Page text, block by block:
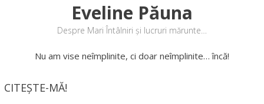
Eveline Păuna
Despre Mari Întâlniri și lucruri mărunte…
Nu am vise neîmplinite, ci doar neîmplinite… încă!
CITEȘTE-MĂ!